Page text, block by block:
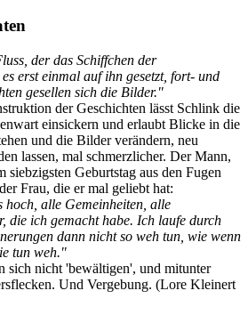
der das Schiffchen der
erst einmal auf ihn gesetzt, fort- und
gesellen sich die Bilder."
der Geschichten lässt Schlink die
einsickern und erlaubt Blicke in die
und die Bilder verändern, neu
lassen, mal schmerzlicher. Der Mann,
siebzigsten Geburtstag aus den Fugen
Frau, die er mal geliebt hat:
hoch, alle Gemeinheiten, alle
die ich gemacht habe. Ich laufe durch
dann nicht so weh tun, wie wenn
tun weh."
sich nicht 'bewältigen', und mitunter
Und Vergebung. (Lore Kleinert